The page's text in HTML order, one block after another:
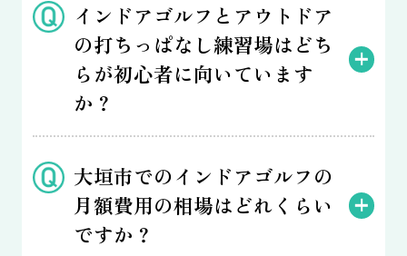
インドアゴルフとアウトドア
の打ちっぱなし練習場はどち
らが初心者に向いています
か？
大垣市でのインドアゴルフの
月額費用の相場はどれくらい
ですか？